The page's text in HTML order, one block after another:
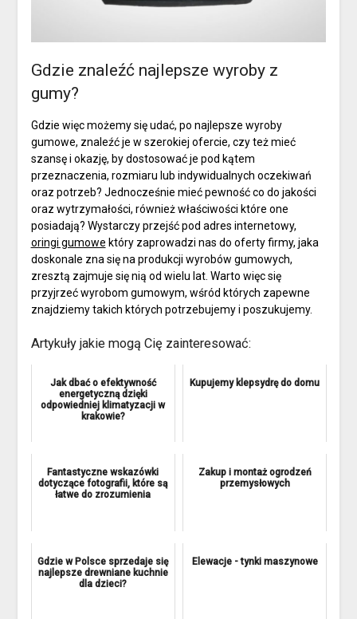
Gdzie znaleźć najlepsze wyroby z
gumy?
Gdzie więc możemy się udać, po najlepsze wyroby
gumowe, znaleźć je w szerokiej ofercie, czy też mieć
szansę i okazję, by dostosować je pod kątem
przeznaczenia, rozmiaru lub indywidualnych oczekiwań
oraz potrzeb? Jednocześnie mieć pewność co do jakości
oraz wytrzymałości, również właściwości które one
posiadają? Wystarczy przejść pod adres internetowy,
oringi gumowe który zaprowadzi nas do oferty firmy, jaka
doskonale zna się na produkcji wyrobów gumowych,
zresztą zajmuje się nią od wielu lat. Warto więc się
przyjrzeć wyrobom gumowym, wśród których zapewne
znajdziemy takich których potrzebujemy i poszukujemy.
Artykuły jakie mogą Cię zainteresować:
Jak dbać o efektywność
energetyczną dzięki
odpowiedniej klimatyzacji w
krakowie?
Kupujemy klepsydrę do domu
Fantastyczne wskazówki
dotyczące fotografii, które są
łatwe do zrozumienia
Zakup i montaż ogrodzeń
przemysłowych
Gdzie w Polsce sprzedaje się
najlepsze drewniane kuchnie
dla dzieci?
Elewacje - tynki maszynowe